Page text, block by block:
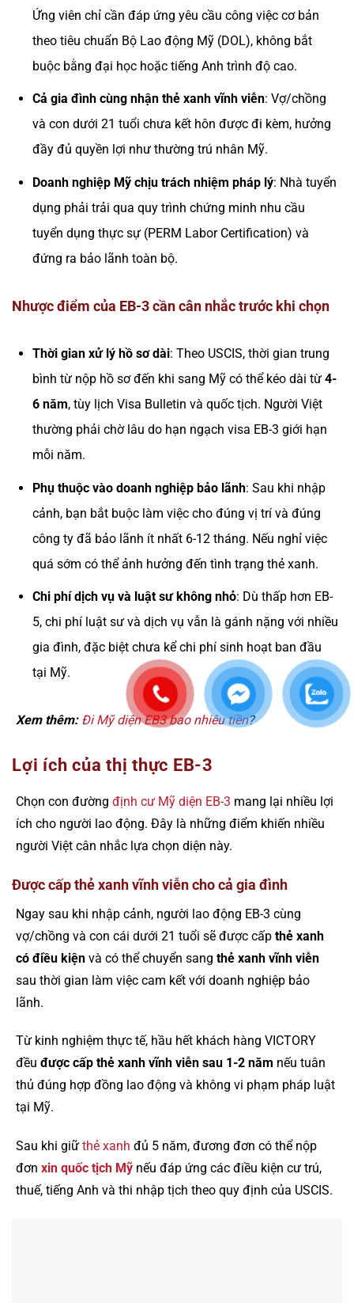
Ứng viên chỉ cần đáp ứng yêu cầu công việc cơ bản
theo tiêu chuẩn Bộ Lao động Mỹ (DOL), không bắt
buộc bằng đại học hoặc tiếng Anh trình độ cao.
Cả gia đình cùng nhận thẻ xanh vĩnh viễn: Vợ/chồng
và con dưới 21 tuổi chưa kết hôn được đi kèm, hưởng
đầy đủ quyền lợi như thường trú nhân Mỹ.
Doanh nghiệp Mỹ chịu trách nhiệm pháp lý: Nhà tuyển
dụng phải trải qua quy trình chứng minh nhu cầu
tuyển dụng thực sự (PERM Labor Certification) và
đứng ra bảo lãnh toàn bộ.
Nhược điểm của EB-3 cần cân nhắc trước khi chọn
Thời gian xử lý hồ sơ dài: Theo USCIS, thời gian trung
bình từ nộp hồ sơ đến khi sang Mỹ có thể kéo dài từ 4-
6 năm, tùy lịch Visa Bulletin và quốc tịch. Người Việt
thường phải chờ lâu do hạn ngạch visa EB-3 giới hạn
mỗi năm.
Phụ thuộc vào doanh nghiệp bảo lãnh: Sau khi nhập
cảnh, bạn bắt buộc làm việc cho đúng vị trí và đúng
công ty đã bảo lãnh ít nhất 6-12 tháng. Nếu nghỉ việc
quá sớm có thể ảnh hưởng đến tình trạng thẻ xanh.
Chi phí dịch vụ và luật sư không nhỏ: Dù thấp hơn EB-
5, chi phí luật sư và dịch vụ vẫn là gánh nặng với nhiều
gia đình, đặc biệt chưa kể chi phí sinh hoạt ban đầu
tại Mỹ.
Xem thêm: Đi Mỹ diện EB3 bao nhiêu tiền?
Lợi ích của thị thực EB-3
Chọn con đường định cư Mỹ diện EB-3 mang lại nhiều lợi
ích cho người lao động. Đây là những điểm khiến nhiều
người Việt cân nhắc lựa chọn diện này.
Được cấp thẻ xanh vĩnh viễn cho cả gia đình
Ngay sau khi nhập cảnh, người lao động EB-3 cùng
vợ/chồng và con cái dưới 21 tuổi sẽ được cấp thẻ xanh
có điều kiện và có thể chuyển sang thẻ xanh vĩnh viễn
sau thời gian làm việc cam kết với doanh nghiệp bảo
lãnh.
Từ kinh nghiệm thực tế, hầu hết khách hàng VICTORY
đều được cấp thẻ xanh vĩnh viễn sau 1-2 năm nếu tuân
thủ đúng hợp đồng lao động và không vi phạm pháp luật
tại Mỹ.
Sau khi giữ thẻ xanh đủ 5 năm, đương đơn có thể nộp
đơn xin quốc tịch Mỹ nếu đáp ứng các điều kiện cư trú,
thuế, tiếng Anh và thi nhập tịch theo quy định của USCIS.